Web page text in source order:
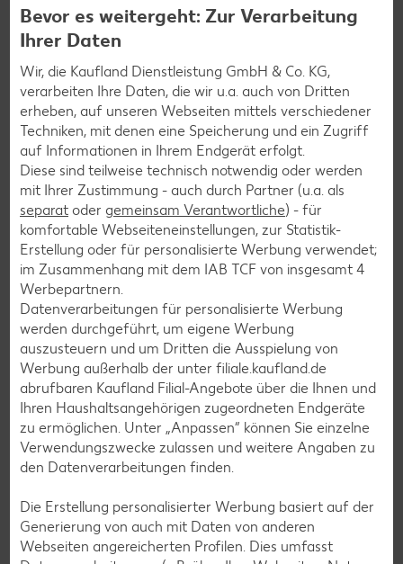
Weitere interessante
Rezeptkategorien
Burger-Rezepte
Pizza-Rezepte
Pasta-Rezepte
Sushi-Rezepte
Raclette-Rezepte
Flammkuchen-Rezepte
Frühstücksrezepte
Salat-Rezepte
Spargel-Rezepte
Fleisch-Rezepte
Fisch-Rezepte
Bevor es weitergeht: Zur Verarbeitung
Ihrer Daten
Wir, die Kaufland Dienstleistung GmbH & Co. KG,
verarbeiten Ihre Daten, die wir u.a. auch von Dritten
erheben, auf unseren Webseiten mittels verschiedener
Techniken, mit denen eine Speicherung und ein Zugriff
auf Informationen in Ihrem Endgerät erfolgt.
Diese sind teilweise technisch notwendig oder werden
mit Ihrer Zustimmung - auch durch Partner (u.a. als
separat oder gemeinsam Verantwortliche) - für
komfortable Webseiteneinstellungen, zur Statistik-
Erstellung oder für personalisierte Werbung verwendet;
im Zusammenhang mit dem IAB TCF von insgesamt 4
Werbepartnern.
Datenverarbeitungen für personalisierte Werbung
werden durchgeführt, um eigene Werbung
auszusteuern und um Dritten die Ausspielung von
Werbung außerhalb der unter filiale.kaufland.de
abrufbaren Kaufland Filial-Angebote über die Ihnen und
Ihren Haushaltsangehörigen zugeordneten Endgeräte
zu ermöglichen. Unter „Anpassen“ können Sie einzelne
Verwendungszwecke zulassen und weitere Angaben zu
den Datenverarbeitungen finden.
Die Erstellung personalisierter Werbung basiert auf der
Generierung von auch mit Daten von anderen
Webseiten angereicherten Profilen. Dies umfasst